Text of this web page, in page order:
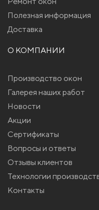
Полезная информация
Доставка
О КОМПАНИИ
Производство окон
Галерея наших работ
Новости
Акции
Сертификаты
Вопросы и ответы
Отзывы клиентов
Технологии
Контакты